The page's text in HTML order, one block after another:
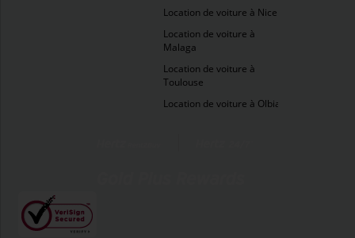
Location de voiture à Nice
Location de voiture à
Malaga
Location de voiture à
Toulouse
Location de voiture à Olbia